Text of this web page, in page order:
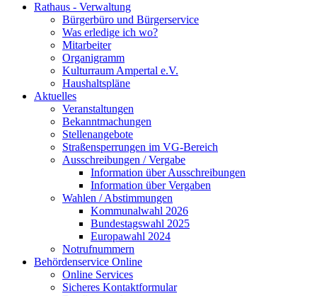
Rathaus - Verwaltung
Bürgerbüro und Bürgerservice
Was erledige ich wo?
Mitarbeiter
Organigramm
Kulturraum Ampertal e.V.
Haushaltspläne
Aktuelles
Veranstaltungen
Bekanntmachungen
Stellenangebote
Straßensperrungen im VG-Bereich
Ausschreibungen / Vergabe
Information über Ausschreibungen
Information über Vergaben
Wahlen / Abstimmungen
Kommunalwahl 2026
Bundestagswahl 2025
Europawahl 2024
Notrufnummern
Behördenservice Online
Online Services
Sicheres Kontaktformular